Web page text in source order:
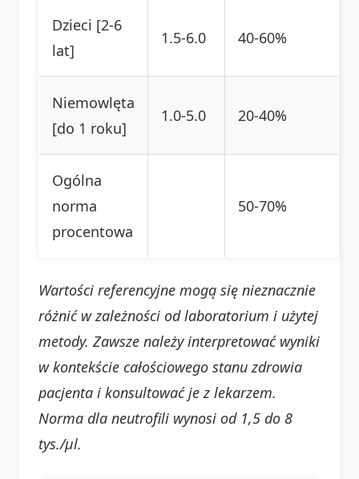
Dzieci [2-6
lat]
1.5-6.0 40-60%
Niemowlęta
[do 1 roku]
1.0-5.0 20-40%
Ogólna
norma
procentowa
50-70%
Wartości referencyjne mogą się nieznacznie
różnić w zależności od laboratorium i użytej
metody. Zawsze należy interpretować wyniki
w kontekście całościowego stanu zdrowia
pacjenta i konsultować je z lekarzem.
Norma dla neutrofili wynosi od 1,5 do 8
tys./µl.